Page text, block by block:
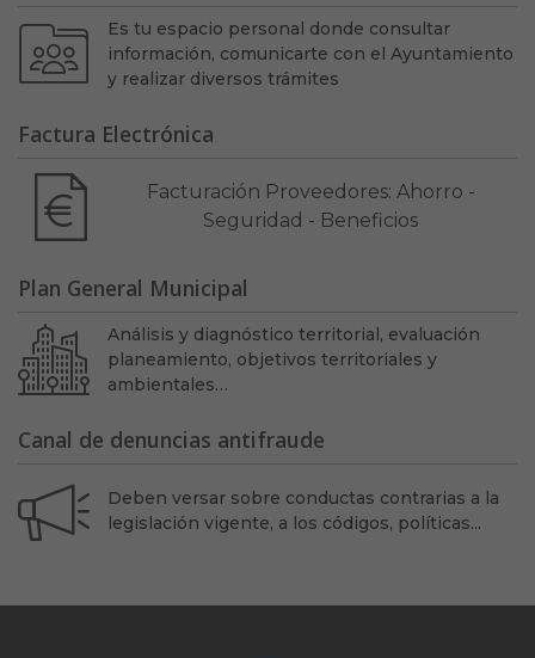
Es tu espacio personal donde consultar
información, comunicarte con el Ayuntamiento
y realizar diversos trámites
Factura Electrónica
Facturación Proveedores: Ahorro -
Seguridad - Beneficios
Plan General Municipal
Análisis y diagnóstico territorial, evaluación
planeamiento, objetivos territoriales y
ambientales…
Canal de denuncias antifraude
Deben versar sobre conductas contrarias a la
legislación vigente, a los códigos, políticas...